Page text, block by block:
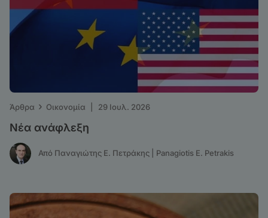
Άρθρα › Οικονομία 29 Ιουλ. 2026
Νέα ανάφλεξη
Από Παναγιώτης Ε. Πετράκης | Panagiotis E. Petrakis